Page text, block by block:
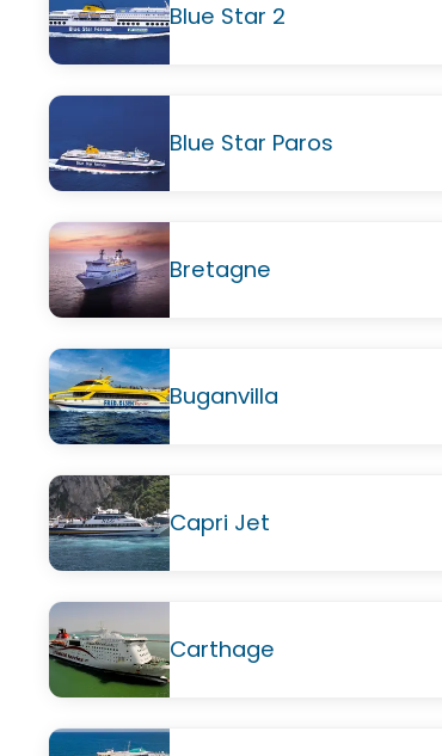
Blue Star 2
Blue Star Paros
Bretagne
Buganvilla
Capri Jet
Carthage